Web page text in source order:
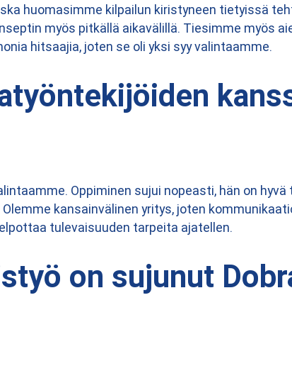
huomasimme kilpailun kiristyneen tietyissä
myös pitkällä aikavälillä. Tiesimme myös
hitsaajia, joten se oli yksi syy valintaamme.
Oppiminen sujui nopeasti, hän on hyvä
kansainvälinen yritys, joten
tulevaisuuden tarpeita ajatellen.
on sujunut